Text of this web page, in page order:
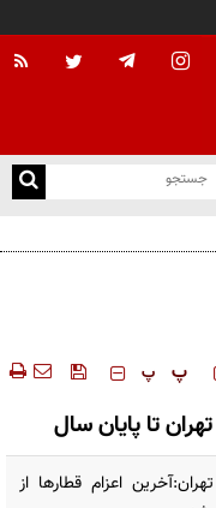
‍‍‍ پ پ
تا پایان سال
اعزام قطارها از